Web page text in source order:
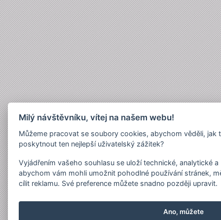
Milý návštěvníku, vítej na našem webu!
Můžeme pracovat se soubory cookies, abychom věděli, jak
poskytnout ten nejlepší uživatelský zážitek?
Vyjádřením vašeho souhlasu se uloží technické, analytické
abychom vám mohli umožnit pohodlné používání stránek,
cílit reklamu. Své preference můžete snadno později upravit.
Ano, můžete